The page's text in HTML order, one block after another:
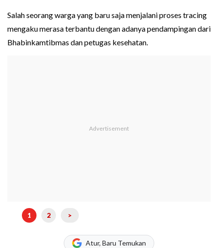
Salah seorang warga yang baru saja menjalani proses tracing
mengaku merasa terbantu dengan adanya pendampingan dari
Bhabinkamtibmas dan petugas kesehatan.
1 2 >
Atur, Baru Temukan